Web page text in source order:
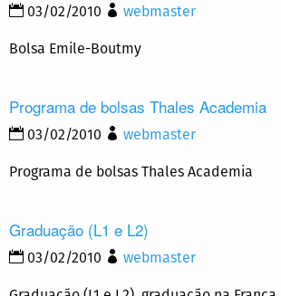
03/02/2010 webmaster
Bolsa Emile-Boutmy
Programa de bolsas Thales Academia
03/02/2010 webmaster
Programa de bolsas Thales Academia
Graduação (L1 e L2)
03/02/2010 webmaster